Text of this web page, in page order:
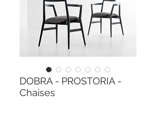
DOBRA - PROSTORIA -
Chaises